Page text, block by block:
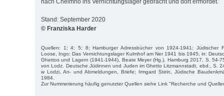
Stand: September 2020
© Franziska Harder
Quellen: 1; 4; 5; 8; Hamburger Adressbücher von 1924-1941; Jüdischer
Loose, Ingo: Das Vernichtungslager Kulmhof am Ner 1941 bis 1945, in:
Ghettos und Lagern (1941-1944), Beate Meyer (Hg.), Hamburg 2017, S. 54-
von Lodz. Deutsche Jüdinnen und Juden im Ghetto Litzmannstadt, ebd., S.
w Lodzi, An- und Abmeldungen, Briefe; Irmgard Stein, Jüdische
1984.
Zur Nummerierung häufig genutzter Quellen siehe Link "Recherche und